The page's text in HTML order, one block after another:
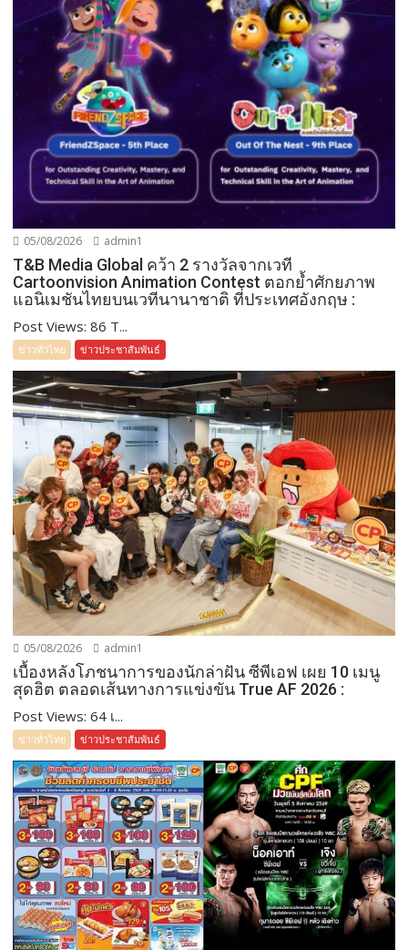
05/08/2026 admin1
T&B Media Global คว้า 2 รางวัลจากเวที
Cartoonvision Animation Contest ตอกย้ำศักยภาพ
แอนิเมชันไทยบนเวทีนานาชาติ ที่ประเทศอังกฤษ :
Post Views: 86 T...
ข่าวทั่วไทย ข่าวประชาสัมพันธ์
05/08/2026 admin1
เบื้องหลังโภชนาการของนักล่าฝัน ซีพีเอฟ เผย 10 เมนู
สุดฮิต ตลอดเส้นทางการแข่งขัน True AF 2026 :
Post Views: 64 เ...
ข่าวทั่วไทย ข่าวประชาสัมพันธ์